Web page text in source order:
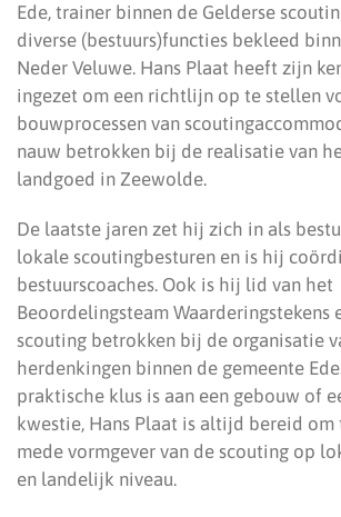
Ede, trainer binnen de Gelderse
diverse (bestuurs)functies bekleed
Neder Veluwe. Hans Plaat heeft zijn
ingezet om een richtlijn op te stellen
bouwprocessen van
nauw betrokken bij de realisatie van
landgoed in Zeewolde.
De laatste jaren zet hij zich in als
lokale scoutingbesturen en is hij
bestuurscoaches. Ook is hij lid van het
Beoordelingsteam Waarderingstekens
scouting betrokken bij de organisatie
herdenkingen binnen de gemeente
praktische klus is aan een gebouw of
kwestie, Hans Plaat is altijd bereid
mede vormgever van de scouting op
en landelijk niveau.